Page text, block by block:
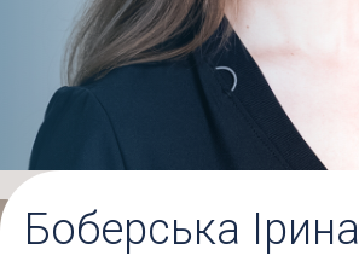
Боберська Ірина